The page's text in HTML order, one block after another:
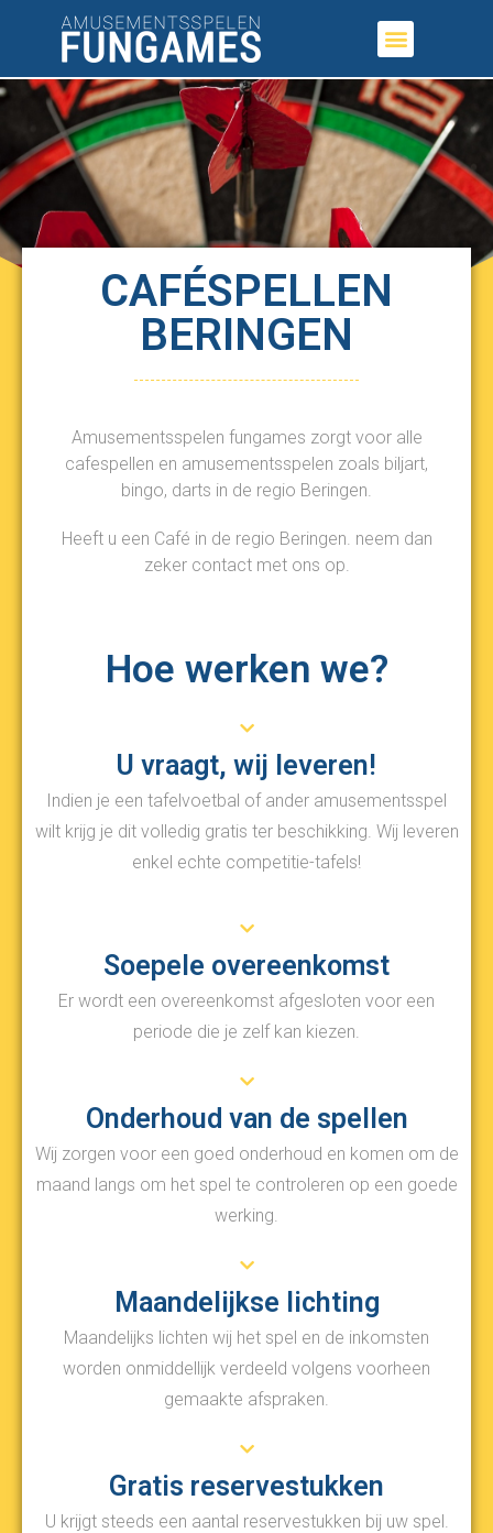
CAFÉSPELLEN
BERINGEN
Amusementsspelen fungames zorgt voor alle
cafespellen en amusementsspelen zoals biljart,
bingo, darts in de regio Beringen.
Heeft u een Café in de regio Beringen. neem dan
zeker contact met ons op.
Hoe werken we?
U vraagt, wij leveren!
Indien je een tafelvoetbal of ander amusementsspel
wilt krijg je dit volledig gratis ter beschikking. Wij leveren
enkel echte competitie-tafels!
Soepele overeenkomst
Er wordt een overeenkomst afgesloten voor een
periode die je zelf kan kiezen.
Onderhoud van de spellen
Wij zorgen voor een goed onderhoud en komen om de
maand langs om het spel te controleren op een goede
werking.
Maandelijkse lichting
Maandelijks lichten wij het spel en de inkomsten
worden onmiddellijk verdeeld volgens voorheen
gemaakte afspraken.
Gratis reservestukken
U krijgt steeds een aantal reservestukken bij uw spel.